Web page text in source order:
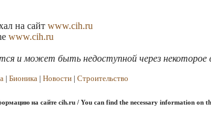
на сайт www.cih.ru
www.cih.ru
и может быть недоступной через некоторое
| Бионика | Новости | Строительство
на сайте cih.ru / You can find the necessary information on